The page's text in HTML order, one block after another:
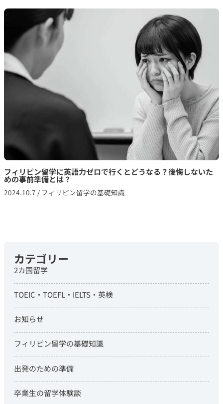
フィリピン留学に英語力ゼロで行くとどうなる？後悔しないた
めの事前準備とは？
2024.10.7 / フィリピン留学の基礎知識
カテゴリー
2カ国留学
TOEIC・TOEFL・IELTS・英検
お知らせ
フィリピン留学の基礎知識
出発のための準備
卒業生の留学体験談